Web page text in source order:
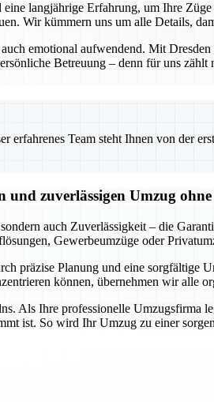
langjährige Erfahrung, um Ihre
Wir kümmern uns um alle Details,
emotional aufwendend. Mit
Betreuung – denn für uns
erfahrenes Team steht Ihnen von der
und zuverlässigen Umzug
auch Zuverlässigkeit – die
Gewerbeumzüge oder
präzise Planung und eine sorgfältige
können, übernehmen wir alle
Als Ihre professionelle Umzugsfirma
ist. So wird Ihr Umzug zu einer